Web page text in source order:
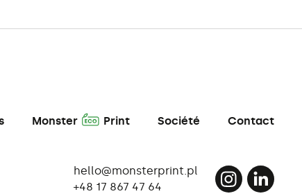
Monster A Print Société Contact
hello@monsterprint.pl
+48 17 867 47 64